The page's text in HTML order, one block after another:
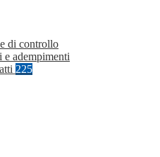
di controllo
adempimenti
225